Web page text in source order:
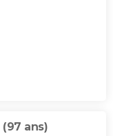
(97 ans)